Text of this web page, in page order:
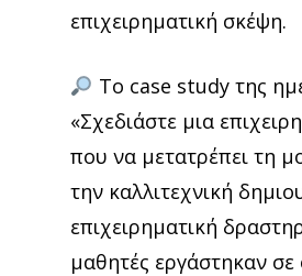
επιχειρηματική σκέψη.
Το case study της
«Σχεδιάστε μια
που να μετατρέπει τη
την καλλιτεχνική
επιχειρηματική
μαθητές εργάστηκαν σε